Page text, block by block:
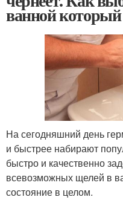
ванной который
На сегодняшний день
и быстрее набирают
быстро и качественно
всевозможных щелей в
состояние в целом.